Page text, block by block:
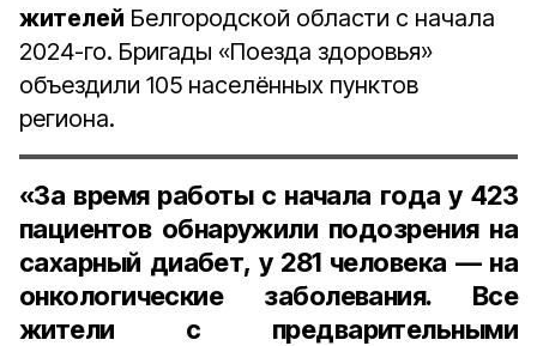
жителей Белгородской области с начала
2024-го. Бригады «Поезда здоровья»
объездили 105 населённых пунктов
региона.
«За время работы с начала года у 423
пациентов обнаружили подозрения на
сахарный диабет, у 281 человека — на
онкологические заболевания. Все
жители с предварительными